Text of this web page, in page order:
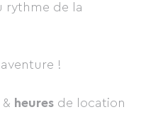
rythme de la
!
& heures de location